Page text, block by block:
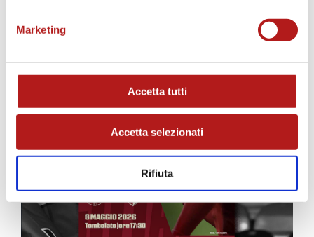
Marketing
Accetta tutti
Accetta selezionati
Rifiuta